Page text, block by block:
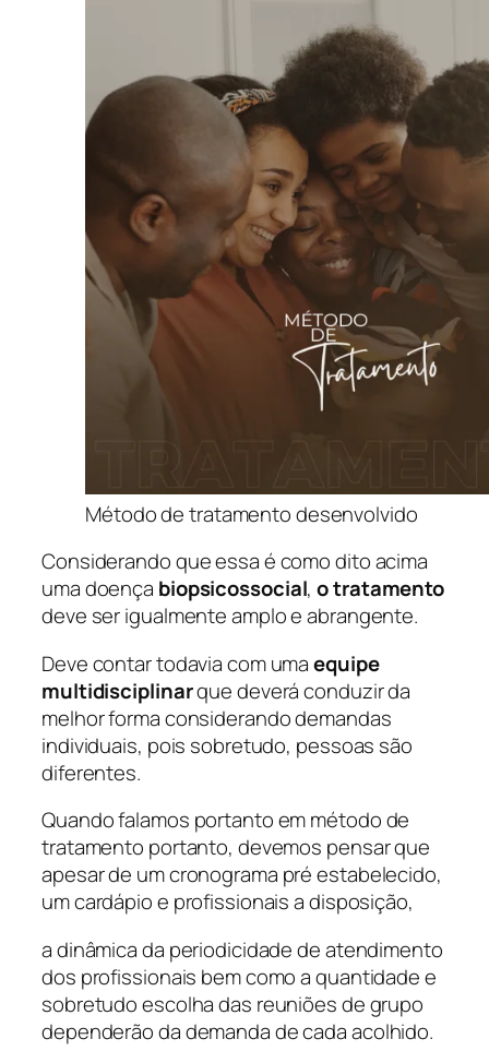
Método de tratamento desenvolvido
Considerando que essa é como dito acima
uma doença biopsicossocial,o tratamento
deve ser igualmente amplo e abrangente.
Deve contar todavia com umaequipe
multidisciplinarque deverá conduzir da
melhor forma considerando demandas
individuais, pois sobretudo, pessoas são
diferentes.
Quando falamos portanto em método de
tratamento portanto, devemos pensar que
apesar de um cronograma pré estabelecido,
um cardápio e profissionais a disposição,
a dinâmica da periodicidade de atendimento
dos profissionais bem como a quantidade e
sobretudo escolha das reuniões de grupo
dependerão da demanda de cada acolhido.